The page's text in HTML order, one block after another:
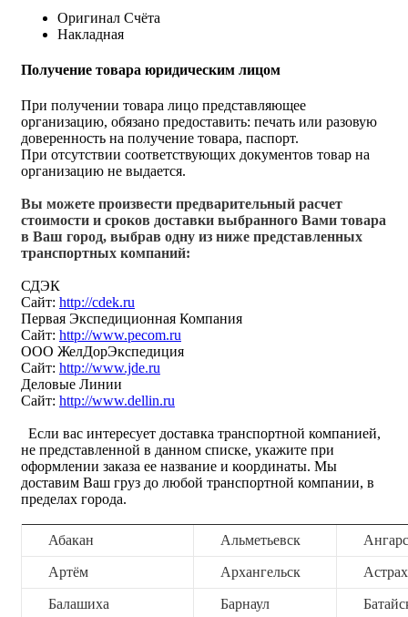
Оригинал Счёта
Накладная
Получение товара юридическим лицом
При получении товара лицо представляющее
организацию, обязано предоставить: печать или разовую
доверенность на получение товара, паспорт.
При отсутствии соответствующих документов товар на
организацию не выдается.
Вы можете произвести предварительный расчет
стоимости и сроков доставки выбранного Вами товара
в Ваш город, выбрав одну из ниже представленных
транспортных компаний:
СДЭК
Сайт: http://cdek.ru
Первая Экспедиционная Компания
Сайт: http://www.pecom.ru
ООО ЖелДорЭкспедиция
Сайт: http://www.jde.ru
Деловые Линии
Сайт: http://www.dellin.ru
Если вас интересует доставка транспортной компанией,
не представленной в данном списке, укажите при
оформлении заказа ее название и координаты. Мы
доставим Ваш груз до любой транспортной компании, в
пределах города.
Абакан Альметьевск
Артём Архангельск
Балашиха Барнаул